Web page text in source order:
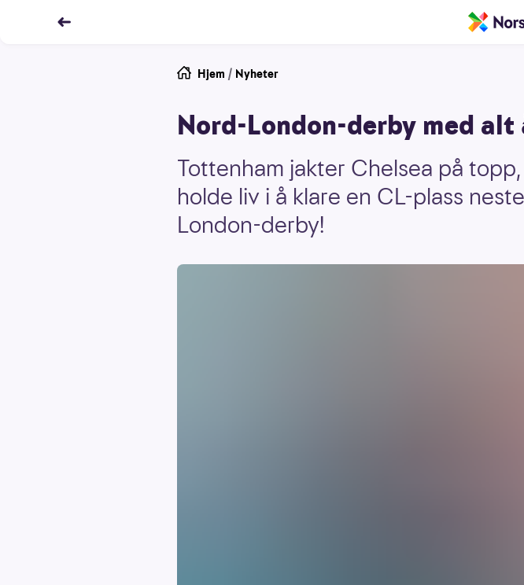
Hjem / Nyheter
Nord-London-derby med
Tottenham jakter Chelsea på
holde liv i å klare en CL-plass
London-derby!